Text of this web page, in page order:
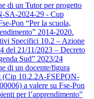
di un Tutor per progetto
SA-2024-29 - Cup
Pon “Per la scuola,
2014-2020.
Specifici 10.2 – Azione
del 21/11/2023 – Decreto
Sud” 2023/24
di un docente/figura
(Cip 10.2.2A-FSEPON-
a valere su Fse-Pon
per l’apprendimento”